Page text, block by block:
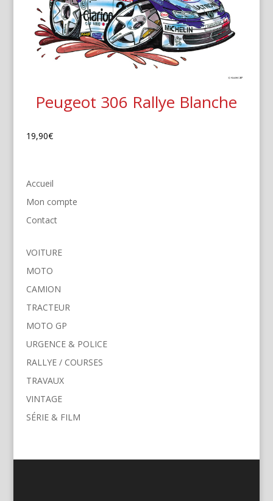
Peugeot 306 Rallye Blanche
19,90€
Accueil
Mon compte
Contact
VOITURE
MOTO
CAMION
TRACTEUR
MOTO GP
URGENCE & POLICE
RALLYE / COURSES
TRAVAUX
VINTAGE
SÉRIE & FILM